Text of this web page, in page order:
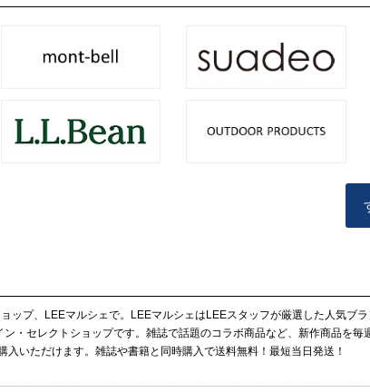
プ、LEEマルシェで。LEEマルシェはLEEスタッフが厳選した人気ブ
・セレクトショップです。雑誌で話題のコラボ商品など、新作商品を毎
いただけます。雑誌や書籍と同時購入で送料無料！最短当日発送！